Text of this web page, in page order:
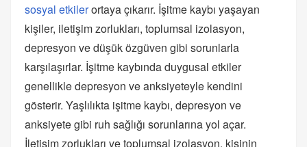
sosyal etkilerortaya çıkarır. İşitme kaybı yaşayan
kişiler, iletişim zorlukları, toplumsal izolasyon,
depresyon ve düşük özgüven gibi sorunlarla
karşılaşırlar. İşitme kaybında duygusal etkiler
genellikle depresyon ve anksiyeteyle kendini
gösterir. Yaşlılıkta işitme kaybı, depresyon ve
anksiyete gibi ruh sağlığı sorunlarına yol açar.
İletişim zorlukları ve toplumsal izolasyon, kişinin